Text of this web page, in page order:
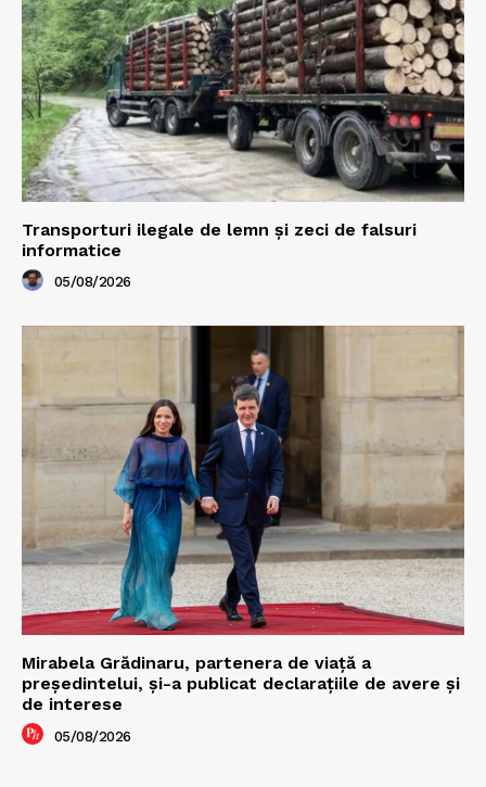
Transporturi ilegale de lemn și zeci de falsuri
informatice
05/08/2026
Mirabela Grădinaru, partenera de viață a
președintelui, și-a publicat declarațiile de avere și
de interese
05/08/2026